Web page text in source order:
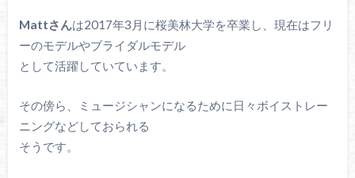
Mattさんは2017年3月に桜美林大学を卒業し、現在はフリ
ーのモデルやブライダルモデル
として活躍していています。
その傍ら、ミュージシャンになるために日々ボイストレー
ニングなどしておられる
そうです。